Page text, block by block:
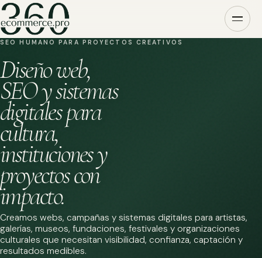
SEO HUMANO PARA PROYECTOS CREATIVOS
Diseño web,
SEO y sistemas
digitales para
cultura,
instituciones y
proyectos con
impacto.
Creamos webs, campañas y sistemas digitales para artistas,
galerías, museos, fundaciones, festivales y organizaciones
culturales que necesitan visibilidad, confianza, captación y
resultados medibles.